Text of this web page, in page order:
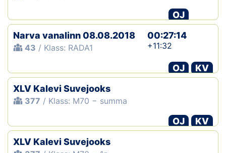
OJ
Narva vanalinn 08.08.2018
43 / Klass: RADA1
00:27:14
+11:32
OJ
KV
XLV Kalevi Suvejooks
377 / Klass: M70 − summa
OJ
KV
XLV Kalevi Suvejooks